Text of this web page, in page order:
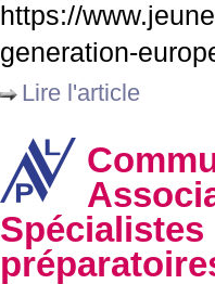
https://
generation-
Lire l'article